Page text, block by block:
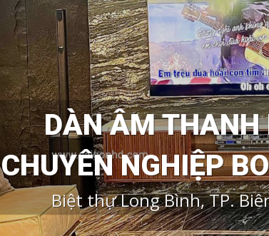
DÀN ÂM THANH
CHUYÊN NGHIỆP
Biệt thự Long Bình, TP.